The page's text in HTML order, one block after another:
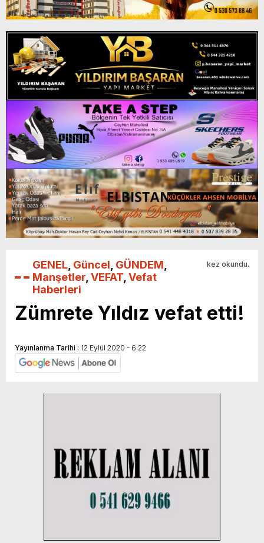
GENEL Güncel GÜNDEM
Manşetler VEFAT Vefat
Haberleri
kez okundu.
Zümrete Yıldız vefat etti!
Yayınlanma Tarihi : 12 Eylül 2020 - 6:22